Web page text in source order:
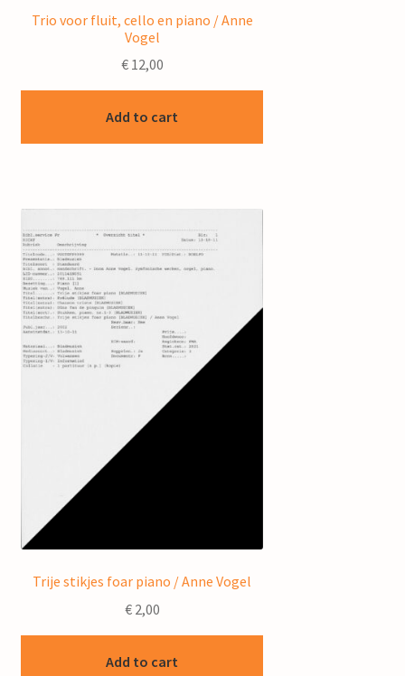
Trio voor fluit, cello en piano / Anne
Vogel
€12,00
Add to cart
Trije stikjes foar piano / Anne Vogel
€2,00
Add to cart